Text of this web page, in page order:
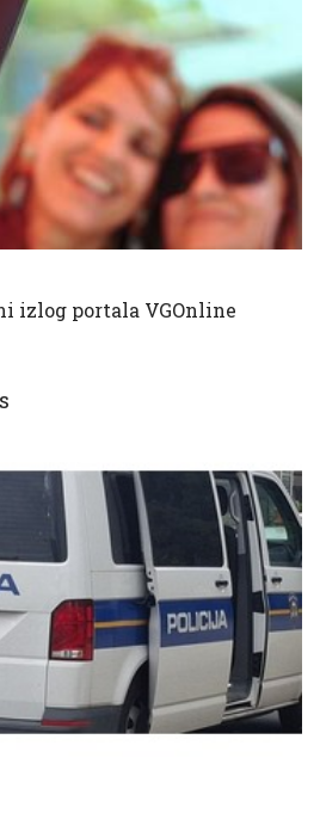
izlog portala VGOnline